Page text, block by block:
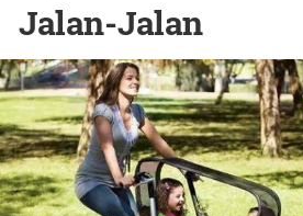
Jalan-Jalan